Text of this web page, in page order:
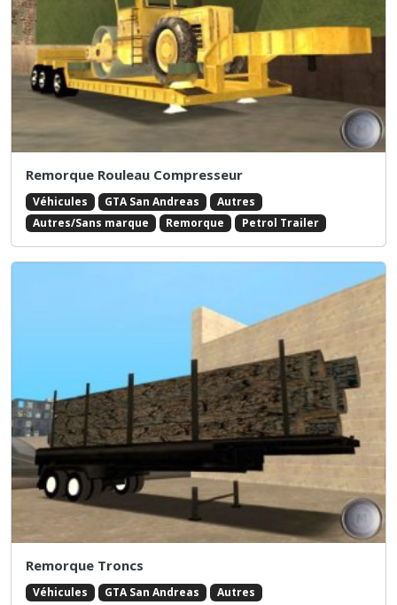
Remorque Rouleau Compresseur
Véhicules GTA San Andreas
Autres
Autres/Sans marque
Remorque Petrol Trailer
Remorque Troncs
Véhicules GTA San Andreas
Autres